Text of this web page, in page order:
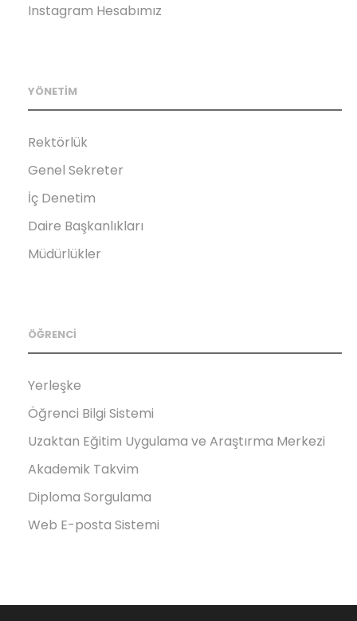
Instagram Hesabımız
YÖNETİM
Rektörlük
Genel Sekreter
İç Denetim
Daire Başkanlıkları
Müdürlükler
ÖĞRENCİ
Yerleşke
Öğrenci Bilgi Sistemi
Uzaktan Eğitim Uygulama ve Araştırma Merkezi
Akademik Takvim
Diploma Sorgulama
Web E-posta Sistemi